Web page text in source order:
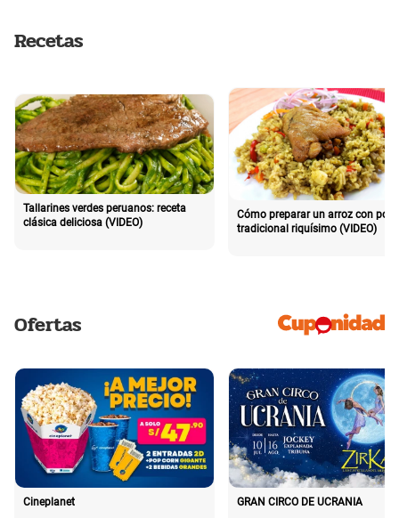
Recetas
Tallarines verdes peruanos: receta
clásica deliciosa (VIDEO)
Cómo preparar un arroz con pollo
tradicional riquísimo (VIDEO)
Ofertas
Cineplanet GRAN CIRCO DE UCRANIA